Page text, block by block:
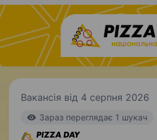
Вакансія від 4 серпня 2026
Зараз переглядає 1 шукач